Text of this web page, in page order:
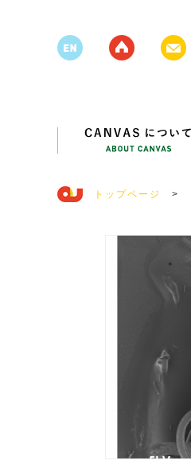
トップページ >